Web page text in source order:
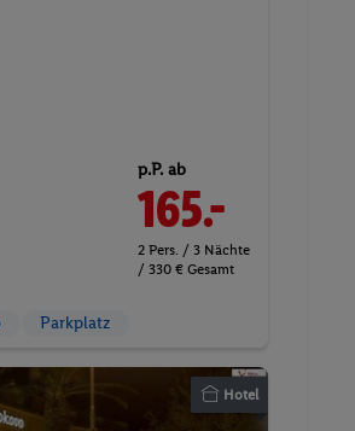
p.P. ab
165.-
2 Pers. / 3 Nächte
/ 330 € Gesamt
Parkplatz
Hotel